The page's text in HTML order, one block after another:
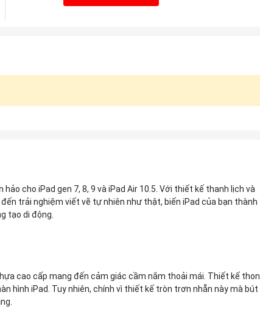
cho iPad gen 7, 8, 9 và iPad Air 10.5. Với thiết kế thanh lịch và
trải nghiệm viết vẽ tự nhiên như thật, biến iPad của bạn thành
tạo di động.
cao cấp mang đến cảm giác cầm nắm thoải mái. Thiết kế thon
hình iPad. Tuy nhiên, chính vì thiết kế tròn trơn nhẵn này mà bút
Ống kính TAMRON 28-300mm F4-7.1 Di
III VC VXD For Sony E
Di III VXD G2 For Sony E
Liên hệ